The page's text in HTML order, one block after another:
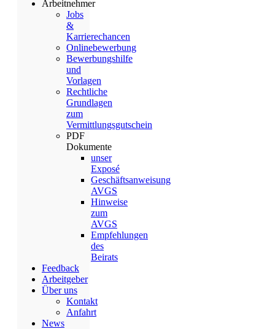
Arbeitnehmer
Jobs
&
Karrierechancen
Onlinebewerbung
Bewerbungshilfe
und
Vorlagen
Rechtliche
Grundlagen
zum
Vermittlungsgutschein
PDF
Dokumente
unser
Exposé
Geschäftsanweisung
AVGS
Hinweise
zum
AVGS
Empfehlungen
des
Beirats
Feedback
Arbeitgeber
Über uns
Kontakt
Anfahrt
News